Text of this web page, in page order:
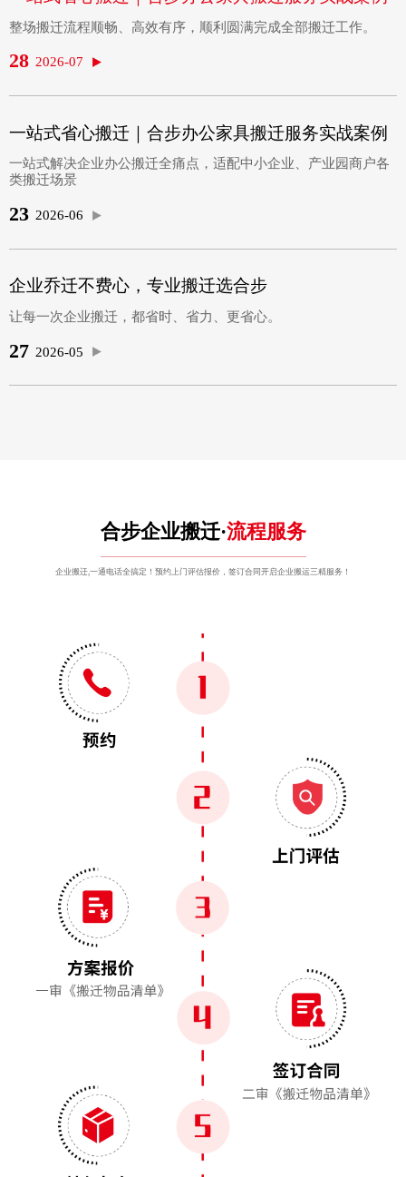
整场搬迁流程顺畅、高效有序，顺利圆满完成全部搬迁工作。
28 2026-07
一站式省心搬迁｜合步办公家具搬迁服务实战案例
一站式解决企业办公搬迁全痛点，适配中小企业、产业园商户各
类搬迁场景
23 2026-06
企业乔迁不费心，专业搬迁选合步
让每一次企业搬迁，都省时、省力、更省心。
27 2026-05
合步企业搬迁·流程服务
企业搬迁,一通电话全搞定！预约上门评估报价，签订合同开启企业搬运三精服务！